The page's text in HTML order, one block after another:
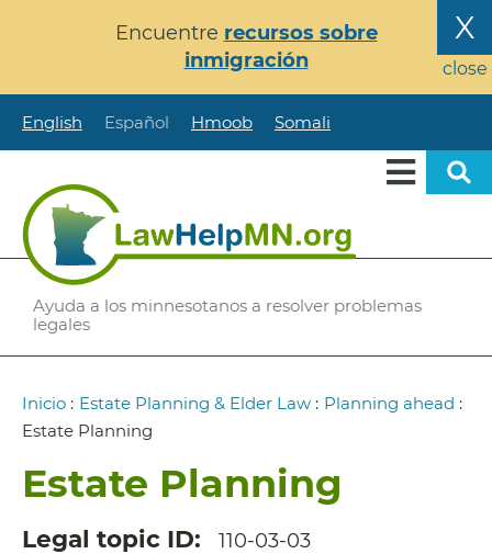
principal
X
close
Encuentre recursos sobre
inmigración
English Español Hmoob Somali
Ayuda a los minnesotanos a resolver problemas
legales
Ruta
de
Inicio : Estate Planning & Elder Law : Planning ahead :
Estate Planning
Estate Planning
Legal topic ID 110-03-03